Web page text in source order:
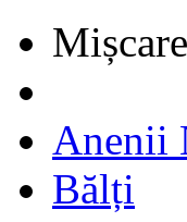
Anenii
Bălți